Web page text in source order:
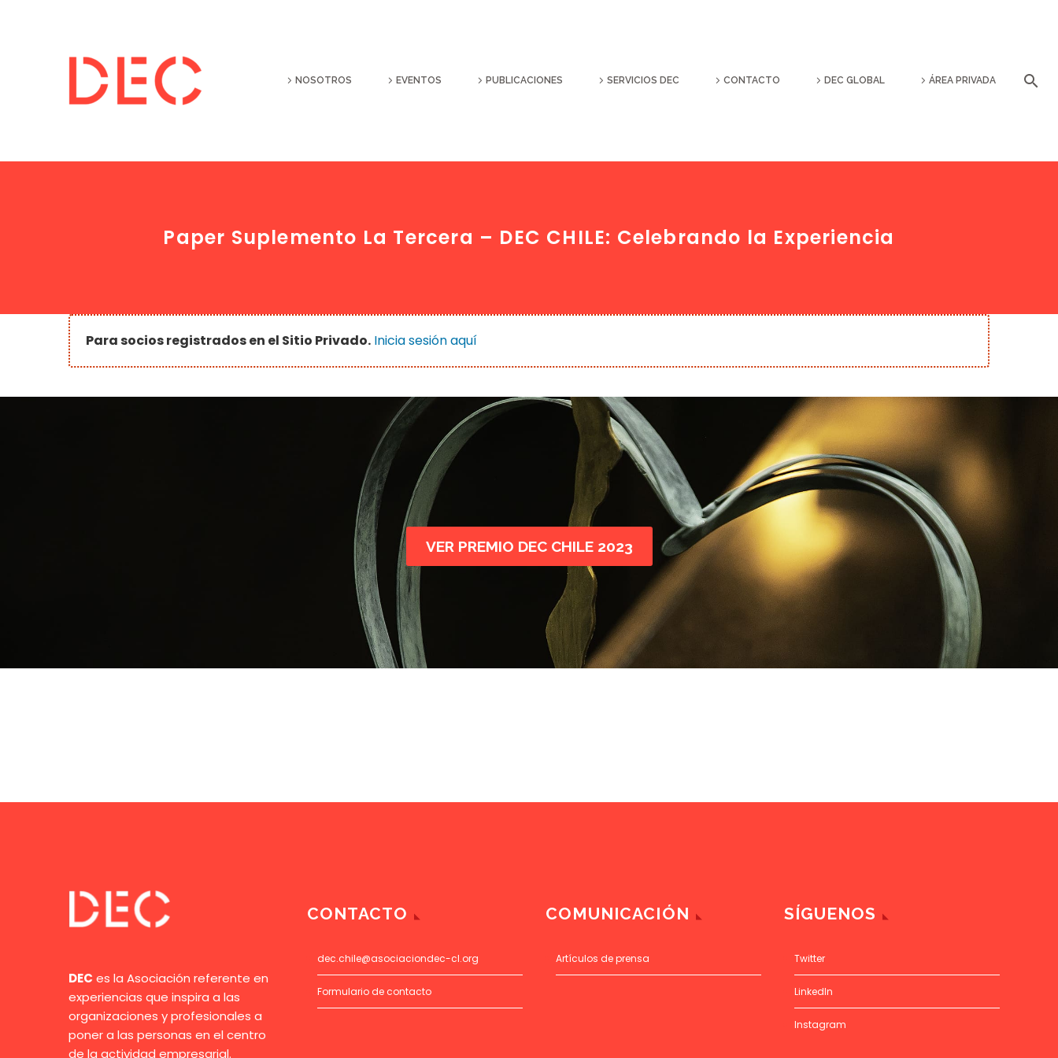
NOSOTROS EVENTOS PUBLICACIONES SERVICIOS DEC CONTACTO DEC GLOBAL ÁREA PRIVADA
Paper Suplemento La Tercera – DEC CHILE: Celebrando la Experiencia
Para socios registrados en el Sitio Privado. Inicia sesión aquí
VER PREMIO DEC CHILE 2023
DEC es la Asociación referente en
experiencias que inspira a las
organizaciones y profesionales a
poner a las personas en el centro
de la actividad empresarial.
CONTACTO
dec.chile@asociaciondec-cl.org
Formulario de contacto
COMUNICACIÓN
Artículos de prensa
SÍGUENOS
Twitter
LinkedIn
Instagram